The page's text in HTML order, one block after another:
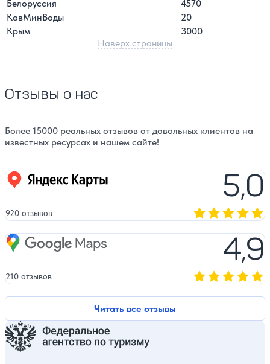
Белоруссия
4570
КавМинВоды
20
Крым
3000
Наверх страницы
Отзывы о нас
Более 15000 реальных отзывов от довольных клиентов на
известных ресурсах и нашем сайте!
Читать все отзывы
Яндекс карты 5,0
920 отзывов
Google Maps 4,9
210 отзывов